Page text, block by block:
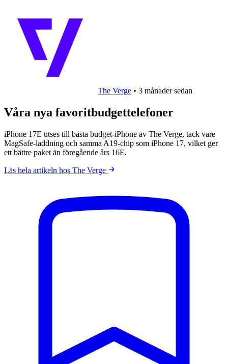
The Verge • 3 månader sedan
Våra nya favoritbudgettelefoner
iPhone 17E utses till bästa budget-iPhone av The Verge, tack vare
MagSafe-laddning och samma A19-chip som iPhone 17, vilket ger
ett bättre paket än föregående års 16E.
Läs hela artikeln hos The Verge